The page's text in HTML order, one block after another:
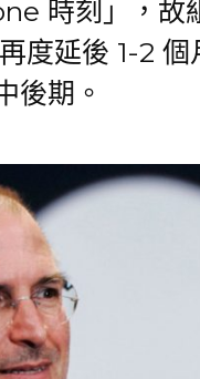
時刻」，故
度延後 1-2 個
後期。